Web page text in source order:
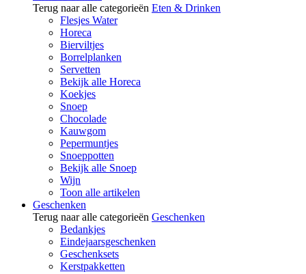
Terug naar alle categorieën Eten & Drinken
Flesjes Water
Horeca
Bierviltjes
Borrelplanken
Servetten
Bekijk alle Horeca
Koekjes
Snoep
Chocolade
Kauwgom
Pepermuntjes
Snoeppotten
Bekijk alle Snoep
Wijn
Toon alle artikelen
Geschenken
Terug naar alle categorieën Geschenken
Bedankjes
Eindejaarsgeschenken
Geschenksets
Kerstpakketten